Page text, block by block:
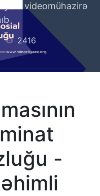
yeni videomühazirə
2416
-